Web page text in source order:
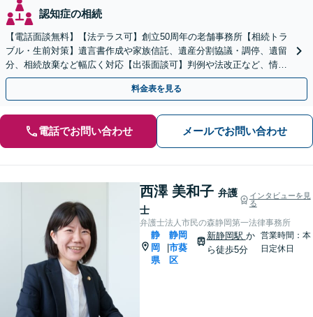
認知症の相続
【電話面談無料】【法テラス可】創立50周年の老舗事務所【相続トラ
ブル・生前対策】遺言書作成や家族信託、遺産分割協議・調停、遺留
分、相続放棄など幅広く対応【出張面談可】判例や法改正など、情報
を収集し、適切な解決策を提案【静岡駅10分】
料金表を見る
電話でお問い合わせ メールでお問い合わせ
西澤 美和子 弁護
士
インタビューを見
る
弁護士法人市民の森静岡第一法律事務所
静
岡
県
静岡
市葵
区
新静岡駅 か
ら徒歩5分
営業時間：本
日定休日